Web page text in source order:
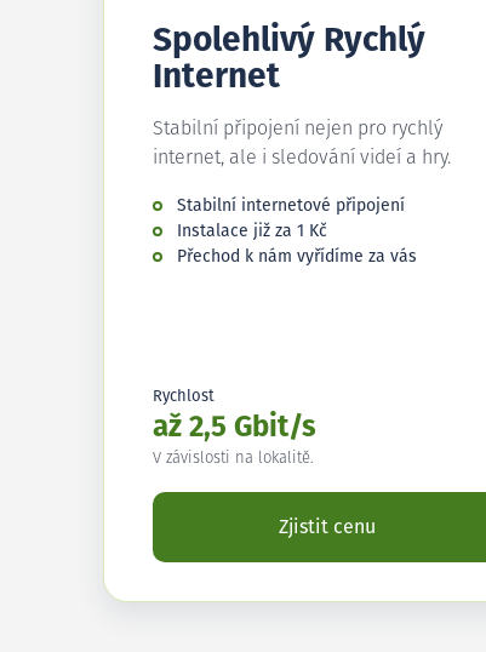
Spolehlivý Rychlý
Internet
Stabilní připojení nejen pro rychlý
internet, ale i sledování videí a hry.
Stabilní internetové připojení
Instalace již za 1 Kč
Přechod k nám vyřídíme za vás
Rychlost
až 2,5 Gbit/s
V závislosti na lokalitě.
Zjistit cenu